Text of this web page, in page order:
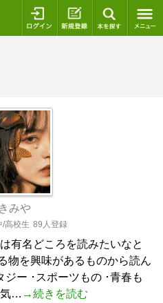
ログイン 新規登録
みや
/高校生 89人登録
有名どころを読みたいなと
物を興味があるものから読ん
ー ･スポーツもの ･青春も
気… →続きを読む